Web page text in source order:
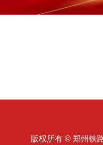
版权所有 © 郑州铁